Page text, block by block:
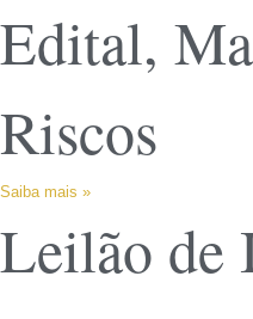
Edital,
Riscos
Saiba mais »
Leilão de